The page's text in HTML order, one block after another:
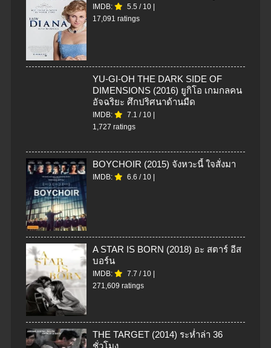
IMDB: 5.5 / 10
17,091 ratings
YU-GI-OH THE DARK SIDE OF
DIMENSIONS (2016) ยูกิโอ เกมกลคน
อัจฉริยะ ศึกปริศนาด้านมืด
IMDB: 7.1 / 10
1,727 ratings
BOYCHOIR (2015) จังหวะนี้ ใจสั่งมา
IMDB: 6.6 / 10
A STAR IS BORN (2018) อะ สตาร์ อีส
บอร์น
IMDB: 7.7 / 10
271,609 ratings
THE TARGET (2014) ระห่ำล่า 36
ชั่วโมง